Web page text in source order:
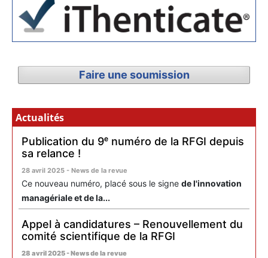
Faire une soumission
Actualités
Publication du 9ᵉ numéro de la RFGI depuis
sa relance !
28 avril 2025 - News de la revue
Ce nouveau numéro, placé sous le signe de l'innovation
managériale et de la...
Appel à candidatures – Renouvellement du
comité scientifique de la RFGI
28 avril 2025 - News de la revue